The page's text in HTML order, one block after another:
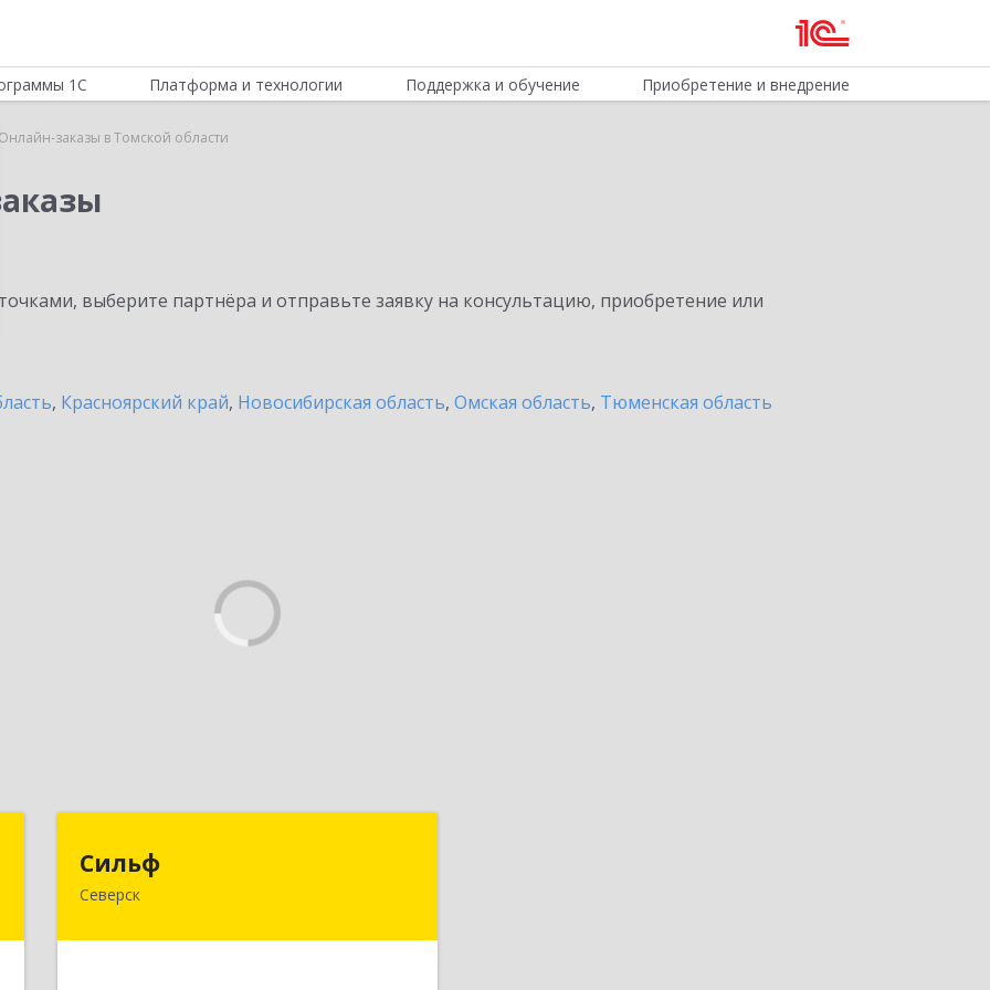
1С Платформа и технологии Поддержка и обучение Приобретение и внедрение
заказы в Томской области
выберите партнёра и отправьте заявку на консультацию, приобретение или
, Красноярский край, Новосибирская область, Омская область, Тюменская область
Сильф
Северск